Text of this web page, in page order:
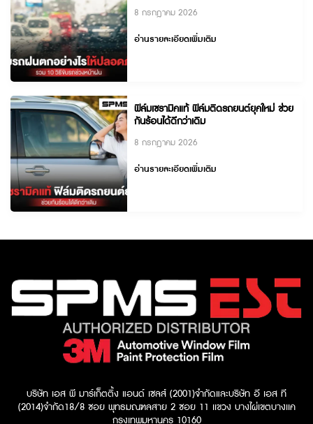
8 กรกฎาคม 2026
อ่านรายละเอียดเพิ่มเติม
ฟิล์มเซรามิคแท้ ฟิล์มติดรถยนต์ยุคใหม่ ช่วย
กันร้อนได้ดีกว่าเดิม
8 กรกฎาคม 2026
อ่านรายละเอียดเพิ่มเติม
บริษัท เอส พี มาร์เก็ตติ้ง แอนด์ เซลส์ (2001)จำกัดและบริษัท อี เอส ที
(2014)จำกัด​18/8 ซอย พุทธมณฑลสาย 2 ซอย 11 เเขวง บางไผ่เขตบางเเค
กรุงเทพมหานคร 10160